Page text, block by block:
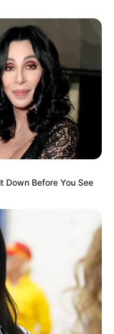
зростає –
засипати
питну воду: що
Закарпатті
—
Мукачівського
черговий простір
Down Before You See